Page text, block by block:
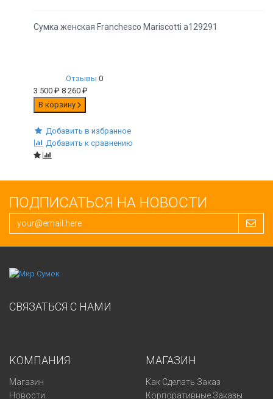
Сумка женская Franchesco Mariscotti а129291
Отзывы 0
3 500 ₽ 8 260 ₽
В корзину
Добавить в избранное
Добавить к сравнению
ПОДПИСАТЬСЯ НА НОВОСТИ
СВЯЗАТЬСЯ С НАМИ
КОМПАНИЯ
Магазин
Новости
МАГАЗИН
Как Сделать Заказ
Корпоративные Заказы